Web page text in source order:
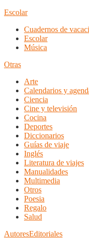
Escolar
Cuadernos de
Escolar
Música
Otras
Arte
Calendarios y
Ciencia
Cine y televisión
Cocina
Deportes
Diccionarios
Guías de viaje
Inglés
Literatura de viajes
Manualidades
Multimedia
Otros
Poesia
Regalo
Salud
AutoresEditoriales